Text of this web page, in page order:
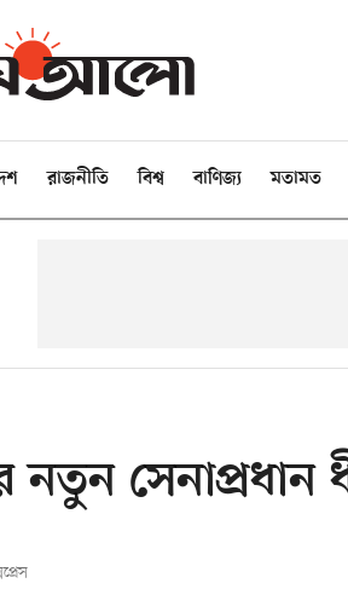
রাজনীতি বিশ্ব বাণিজ্য মতামত
নতুন সেনাপ্রধান